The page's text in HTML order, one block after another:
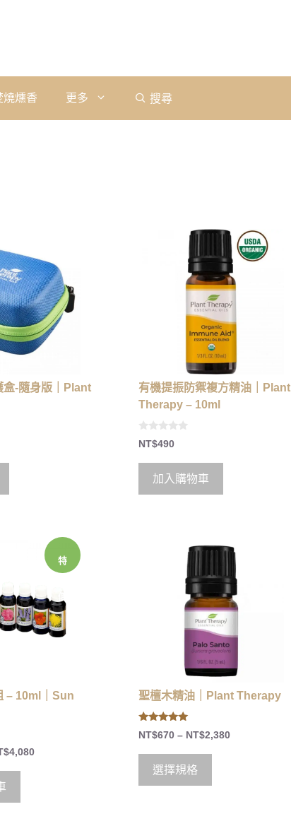
燒燻香 更多 搜尋
盒-隨身版｜Plant
有機提振防禦複方精油｜Plant
Therapy – 10ml
0
o
5
NT$490
加入購物車
特
– 10ml｜Sun
4,080
聖檀木精油｜Plant Therapy
5.00
out of 5
NT$670 – NT$2,380
選擇規格